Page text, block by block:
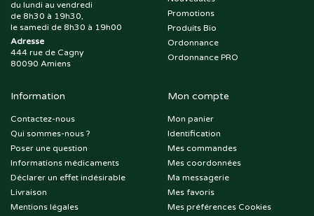
du lundi au vendredi
de 8h30 à 19h30,
le samedi de 8h30 à 19h00
Adresse
444 rue de Cagny
80090 Amiens
Promotions
Produits Bio
Ordonnance
Ordonnance PRO
Information
Contactez-nous
Qui sommes-nous ?
Poser une question
Informations médicaments
Déclarer un effet indésirable
Livraison
Mentions légales
Mon compte
Mon panier
Identification
Mes commandes
Mes coordonnées
Ma messagerie
Mes favoris
Mes préférences Cookies